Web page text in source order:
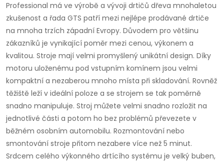
Professional má ve výrobě a vývoji drtičů dřeva mnohaletou
zkušenost a řada GTS patří mezi nejlépe prodávané drtiče
na mnoha trzích západní Evropy. Důvodem pro většinu
zákazníků je vynikající poměr mezi cenou, výkonem a
kvalitou. Stroje mají velmi promyšlený unikátní design. Díky
motoru uloženému pod vstupním komínem jsou velmi
kompaktní a nezaberou mnoho místa při skladování. Rovněž
těžiště leží v ideální poloze a se strojem se tak poměrně
snadno manipuluje. Stroj můžete velmi snadno rozložit na
jednotlivé části a potom ho bez problémů převezete v
běžném osobním automobilu. Rozmontování nebo
smontování stroje přitom nezabere více než 5 minut.
Srdcem celého výkonného drtícího systému je velký buben,